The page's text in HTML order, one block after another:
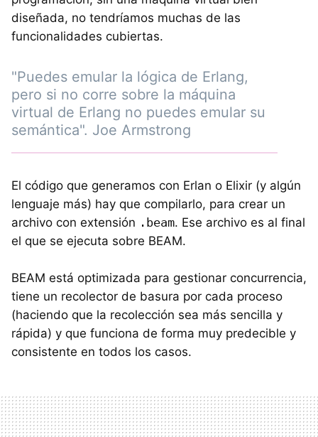
diseñada, no tendríamos muchas de las
funcionalidades cubiertas.
"Puedes emular la lógica de Erlang,
pero si no corre sobre la máquina
virtual de Erlang no puedes emular su
semántica". Joe Armstrong
El código que generamos con Erlan o Elixir (y algún
lenguaje más) hay que compilarlo, para crear un
archivo con extensión .beam. Ese archivo es al final
el que se ejecuta sobre BEAM.
BEAM está optimizada para gestionar concurrencia,
tiene un recolector de basura por cada proceso
(haciendo que la recolección sea más sencilla y
rápida) y que funciona de forma muy predecible y
consistente en todos los casos.